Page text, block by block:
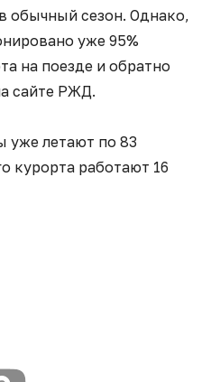
обычный сезон. Однако,
уже 95%
на поезде и обратно
сайте РЖД.
уже летают по 83
курорта работают 16